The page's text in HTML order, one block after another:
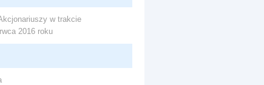
w trakcie
2016 roku